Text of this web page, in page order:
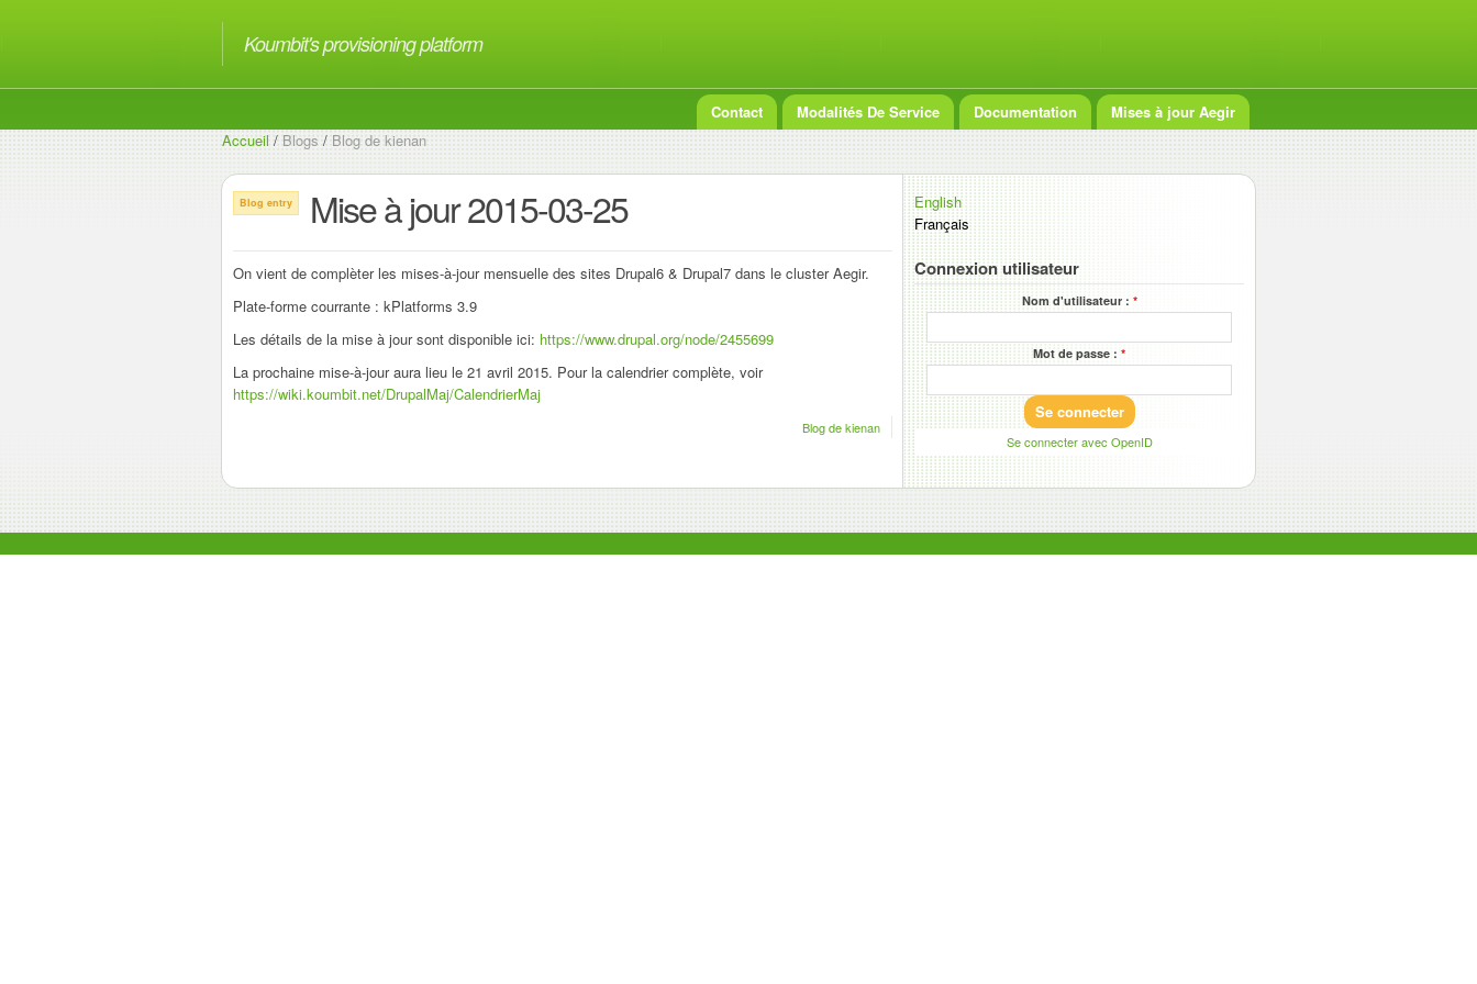
Koumbit's provisioning platform
Mises à jour Aegir
Documentation
Modalités De Service
Contact
Accueil/Blogs/Blog de kienan
Blog entry Mise à jour 2015-03-25
On vient de complèter les mises-à-jour mensuelle des sites Drupal6 & Drupal7 dans le cluster Aegir.
Plate-forme courrante : kPlatforms 3.9
Les détails de la mise à jour sont disponible ici: https://www.drupal.org/node/2455699
La prochaine mise-à-jour aura lieu le 21 avril 2015. Pour la calendrier complète, voir
https://wiki.koumbit.net/DrupalMaj/CalendrierMaj
Blog de kienan
English
Français
Connexion utilisateur
Nom d'utilisateur : *
Mot de passe : *
Se connecter avec OpenID